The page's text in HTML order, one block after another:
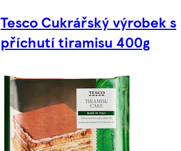
Tesco Cukrářský výrobek s
příchutí tiramisu 400g